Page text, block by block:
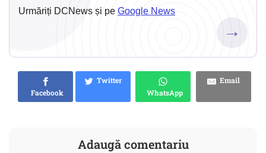
Urmăriți DCNews și pe Google News
→
Facebook
Twitter
WhatsApp
Email
Adaugă comentariu